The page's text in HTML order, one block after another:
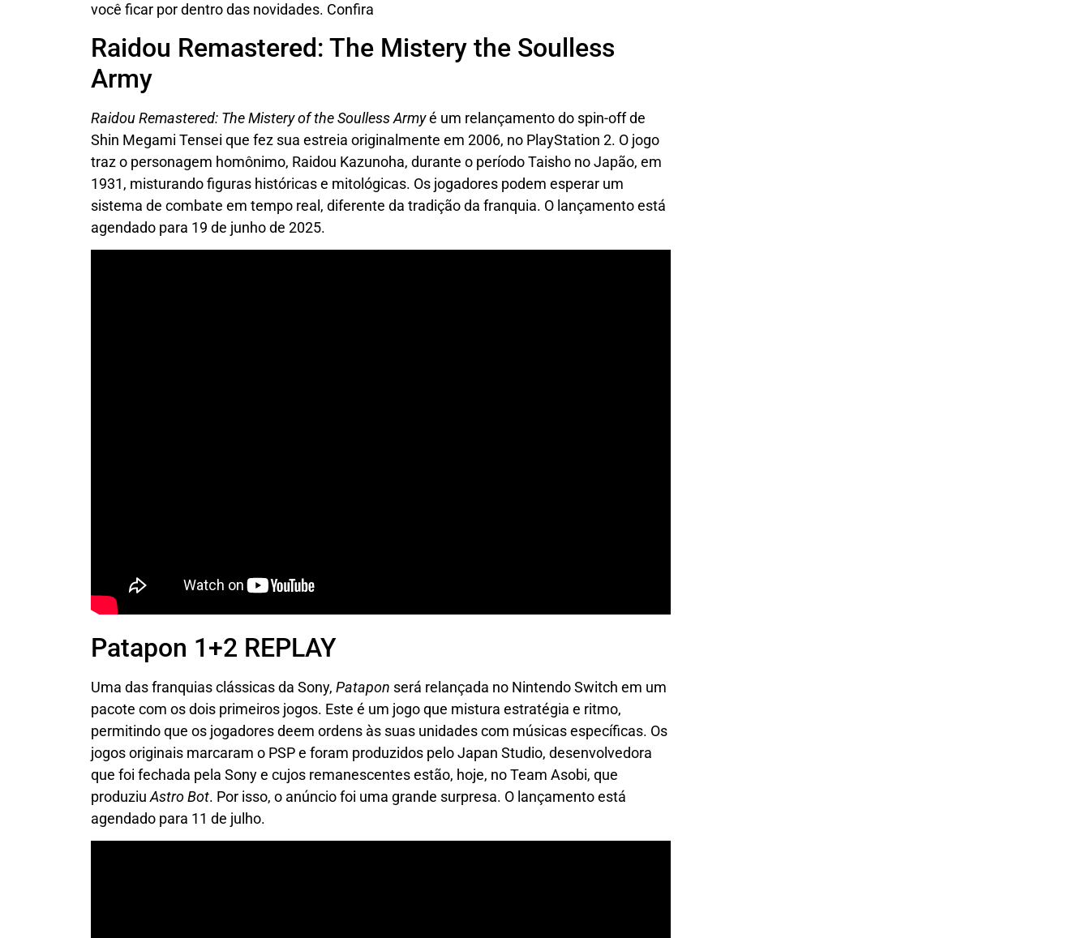
você ficar por dentro das novidades. Confira
Raidou Remastered: The Mistery the Soulless
Army
Raidou Remastered: The Mistery of the Soulless Armyé um relançamento do spin-off de
Shin Megami Tensei que fez sua estreia originalmente em 2006, no PlayStation 2. O jogo
traz o personagem homônimo, Raidou Kazunoha, durante o período Taisho no Japão, em
1931, misturando figuras históricas e mitológicas. Os jogadores podem esperar um
sistema de combate em tempo real, diferente da tradição da franquia. O lançamento está
agendado para 19 de junho de 2025.
Patapon 1+2 REPLAY
Uma das franquias clássicas da Sony, Patapon será relançada no Nintendo Switch em um
pacote com os dois primeiros jogos. Este é um jogo que mistura estratégia e ritmo,
permitindo que os jogadores deem ordens às suas unidades com músicas específicas. Os
jogos originais marcaram o PSP e foram produzidos pelo Japan Studio, desenvolvedora
que foi fechada pela Sony e cujos remanescentes estão, hoje, no Team Asobi, que
produziu Astro Bot. Por isso, o anúncio foi uma grande surpresa. O lançamento está
agendado para 11 de julho.